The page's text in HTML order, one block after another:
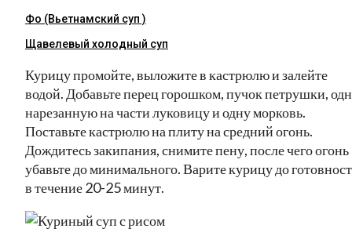
Фо (Вьетнамский суп )
Щавелевый холодный суп
Курицу промойте, выложите в кастрюлю и залейте
водой. Добавьте перец горошком, пучок петрушки,
нарезанную на части луковицу и одну морковь.
Поставьте кастрюлю на плиту на средний огонь.
Дождитесь закипания, снимите пену, после чего огонь
убавьте до минимального. Варите курицу до
в течение 20-25 минут.